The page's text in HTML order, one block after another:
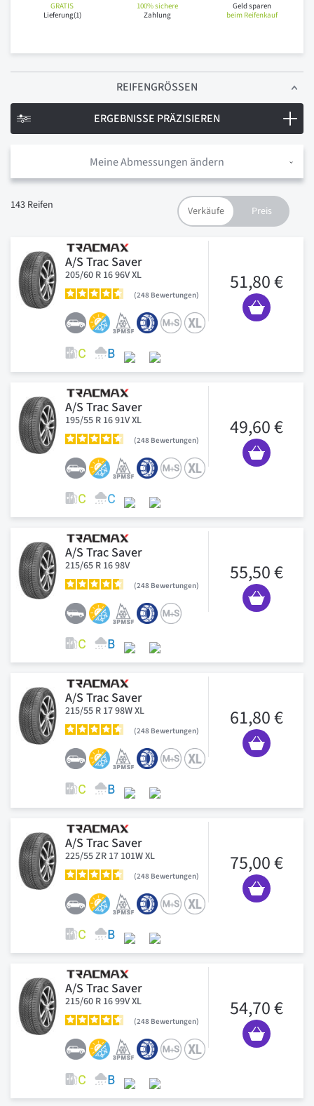
GRATIS
Lieferung(1)
100% sichere
Zahlung
Geld sparen
beim Reifenkauf
REIFENGRÖSSEN
Meine Abmessungen ändern
143 Reifen
A/S Trac Saver
205/60 R 16 96V XL
248 Bewertungen
51,80 €
A/S Trac Saver
195/55 R 16 91V XL
248 Bewertungen
49,60 €
A/S Trac Saver
215/65 R 16 98V
248 Bewertungen
55,50 €
A/S Trac Saver
215/55 R 17 98W XL
248 Bewertungen
61,80 €
A/S Trac Saver
225/55 ZR 17 101W XL
248 Bewertungen
75,00 €
A/S Trac Saver
215/60 R 16 99V XL
248 Bewertungen
54,70 €
ERGEBNISSE PRÄZISIEREN